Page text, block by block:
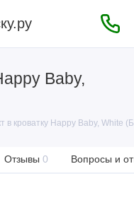
Baby,
в кроватку Happy Baby, White
Отзывы 0 Вопросы и